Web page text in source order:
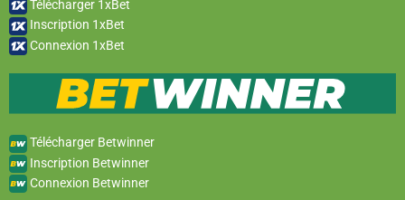
Télécharger 1xBet
Inscription 1xBet
Connexion 1xBet
Télécharger Betwinner
Inscription Betwinner
Connexion Betwinner